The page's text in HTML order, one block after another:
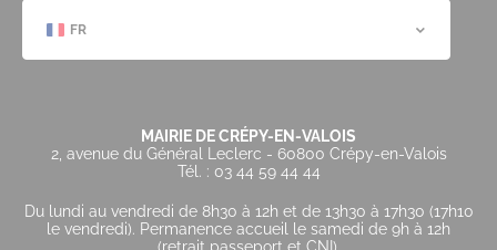
FR
MAIRIE DE CRÉPY-EN-VALOIS
2, avenue du Général Leclerc - 60800 Crépy-en-Valois
Tél. : 03 44 59 44 44
Du lundi au vendredi de 8h30 à 12h et de 13h30 à 17h30 (17h10
le vendredi). Permanence accueil le samedi de 9h à 12h